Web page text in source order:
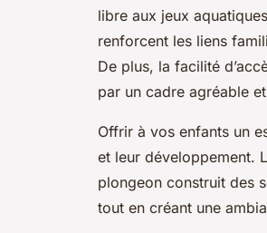
libre aux jeux
renforcent les liens
De plus, la facilité
par un cadre agréable
Offrir à vos enfants un
et leur développement.
plongeon construit des
tout en créant une